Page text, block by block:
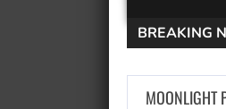
BREAKING
MOONLIGHT